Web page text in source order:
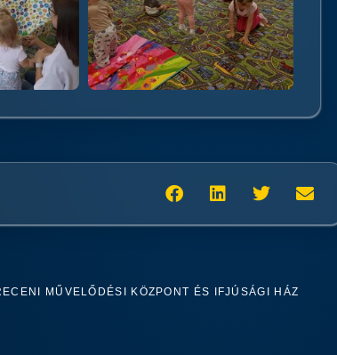
MŰVELŐDÉSI KÖZPONT ÉS IFJÚSÁGI HÁZ